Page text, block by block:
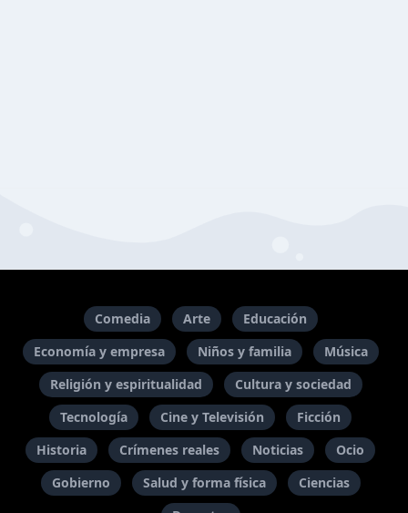
Comedia Arte
Educación
Economía y empresa
Niños y familia
Música
Religión y espiritualidad
Cultura y sociedad
Tecnología
Cine y Televisión
Ficción
Historia
Crímenes reales Noticias
Ocio
Gobierno
Salud y forma física
Ciencias